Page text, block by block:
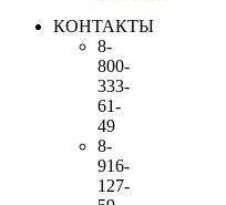
КОНТАКТЫ
8-
800-
333-
61-
49
8-
916-
127-